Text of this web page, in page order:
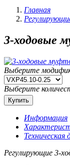
Главная
3-ходовые
Выберите
Выберите
Информация
Техническая
Регулирующие 3-